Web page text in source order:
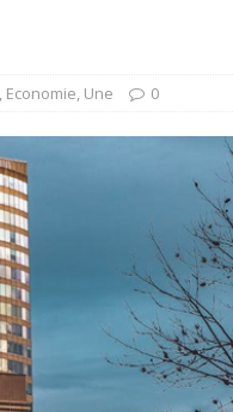
, Economie, Une 0